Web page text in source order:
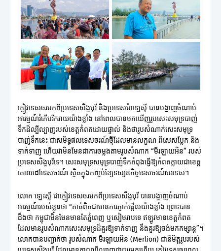
ភ្ញៀវទេសចរមកពីប្រទេសសិង្ហបុរី និងប្រទេសម៉ាឡេស៊ី បានបង្ហាញចំណាប់
អារម្មណ៍រំភើបរីករាយយ៉ាងខ្លាំង នៅពេលបានមកឃើញរូបសេះសមុទ្របាញ់
ទឹកដ៏ល្បីល្បាញរបស់ខេត្តកំពតដោយផ្ទាល់ និងថារូបសំណាក់សេះសមុទ្រ
បាញ់ទឹកនេះ ជាសមិទ្ធផលទេសចរណ៍ថ្មីដែលមានលក្ខណៈពិសេសប្លែក និង
ទាក់ទាញ ហើយវាមិនមែនជាការចម្លងតាមរូបសំណាក “មឺរឡាយអិន” របស់
ប្រទេសសិង្ហបុរីទេ។ សេះសមុទ្រសមុទ្របាញ់ទឹកកំពុងធ្វើឱ្យកំពតក្លាយជាខេត្ត
គោលដៅទេសចរណ៍ ស្ថិតក្នុងកញ្ចប់ខ្សែទស្សនកិច្ចទេសចរណ៍បរទេស។
លោក ឡេះស្លី ជាភ្ញៀវទេសចរមកពីប្រទេសសឹង្ហបុរី បានបង្ហាញចំណាប់
អារម្មណ៍របស់ខ្លួនថា “គាត់ពិតជាមានការភ្ញាក់ផ្អើលយ៉ាងខ្លាំង ព្រោះបាន
ដឹងថា កម្ពុជាមិនមែនមានតែភ្នំពេញ ឬសៀមរាបទេ ឥឡូវមានខេត្តកំពត
ដែលមានរូបសំណាកសេះសមុទ្រដ៏គួរឱ្យទាក់ទាញ នឹងគួរឱ្យចង់មកកម្សាន្ត”។
លោកបានបញ្ជាក់ថា រូបសំណាក មឺរឡាយអិន (Merlion) ជានិមិត្តរូបរបស់